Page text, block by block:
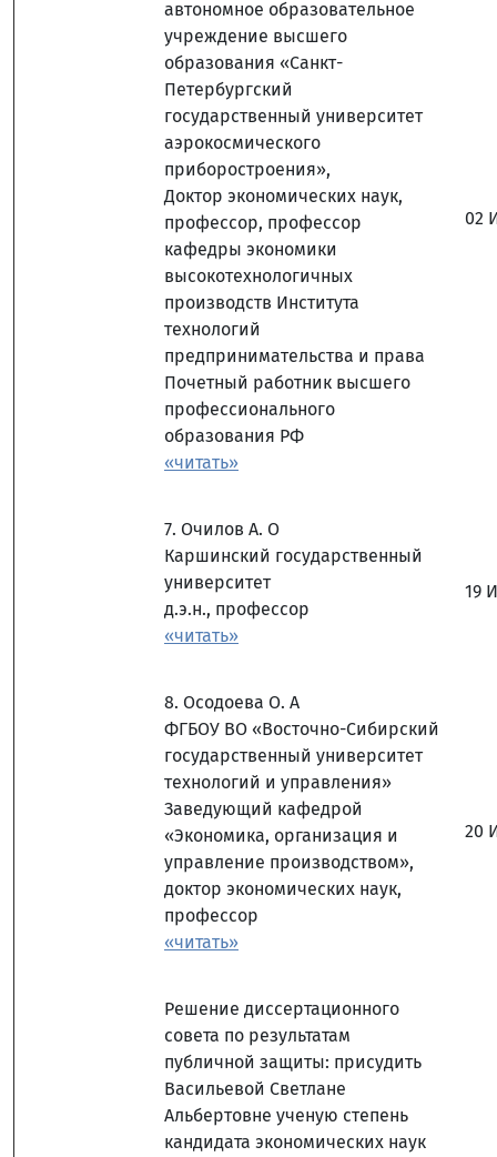
автономное образовательное
учреждение высшего
образования «Санкт-
Петербургский
государственный университет
аэрокосмического
приборостроения»,
Доктор экономических наук,
профессор, профессор
кафедры экономики
высокотехнологичных
производств Института
технологий
предпринимательства и права
Почетный работник высшего
профессионального
образования РФ
«читать»
02
7. Очилов А. О
Каршинский государственный
университет
д.э.н., профессор
«читать»
19
8. Осодоева О. А
ФГБОУ ВО «Восточно-Сибирский
государственный университет
технологий и управления»
Заведующий кафедрой
«Экономика, организация и
управление производством»,
доктор экономических наук,
профессор
«читать»
20
Решение диссертационного
совета по результатам
публичной защиты: присудить
Васильевой Светлане
Альбертовне ученую степень
кандидата экономических наук